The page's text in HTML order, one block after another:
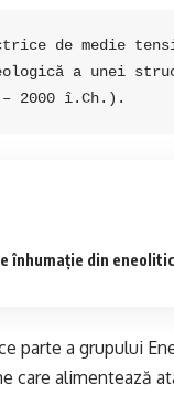
de medie
a unei
2000 î.Ch.).
înhumație din eneolitic
parte a grupului
care alimentează